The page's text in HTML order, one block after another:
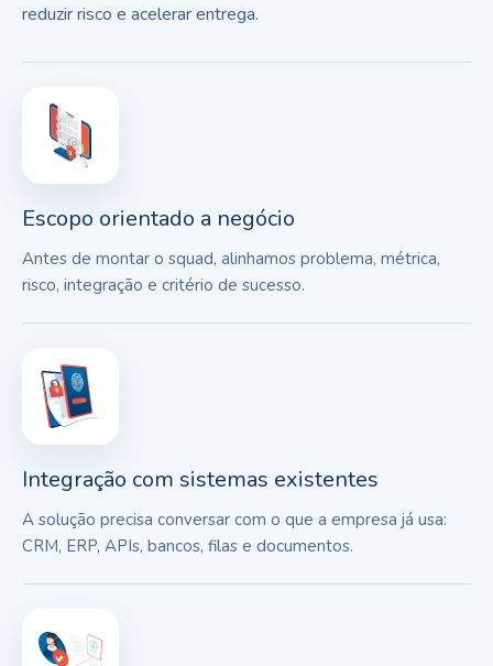
reduzir risco e acelerar entrega.
Escopo orientado a negócio
Antes de montar o squad, alinhamos problema, métrica,
risco, integração e critério de sucesso.
Integração com sistemas existentes
A solução precisa conversar com o que a empresa já usa:
CRM, ERP, APIs, bancos, filas e documentos.